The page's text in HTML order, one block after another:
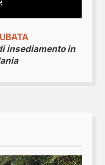
insediamento in